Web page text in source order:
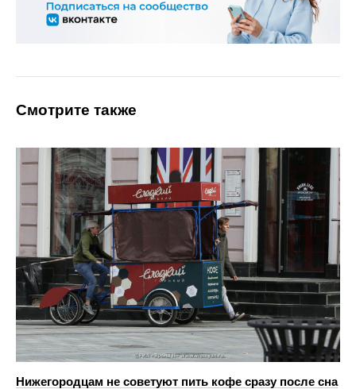
Смотрите также
Нижегородцам не советуют пить кофе сразу после сна